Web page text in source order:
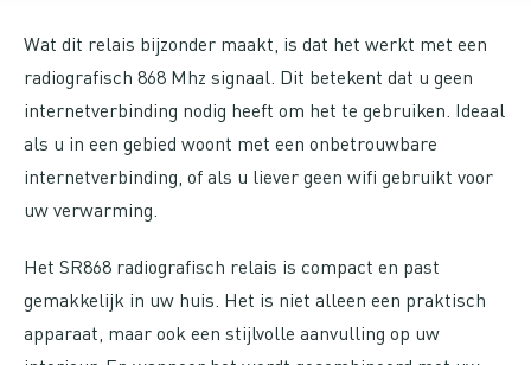
Wat dit relais bijzonder maakt, is dat het werkt met een
radiografisch 868 Mhz signaal. Dit betekent dat u geen
internetverbinding nodig heeft om het te gebruiken. Ideaal
als u in een gebied woont met een onbetrouwbare
internetverbinding, of als u liever geen wifi gebruikt voor
uw verwarming.
Het SR868 radiografisch relais is compact en past
gemakkelijk in uw huis. Het is niet alleen een praktisch
apparaat, maar ook een stijlvolle aanvulling op uw